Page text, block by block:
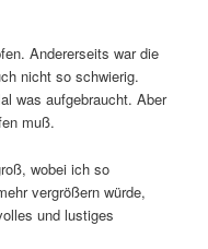
Andererseits war die
nicht so schwierig.
was aufgebraucht. Aber
muß.
wobei ich so
vergrößern würde,
und lustiges